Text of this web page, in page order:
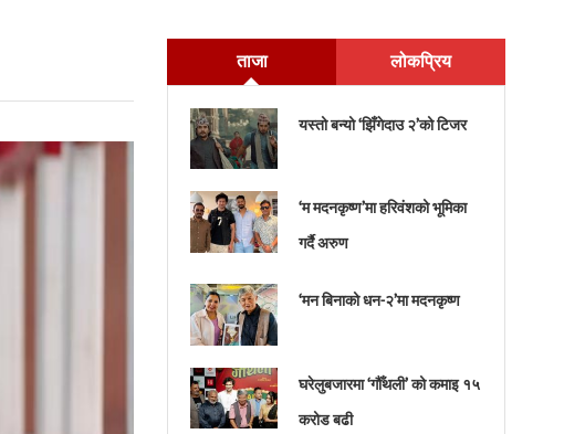
ताजा लोकप्रिय
यस्तो बन्यो ‘झिँगेदाउ २’को टिजर
‘म मदनकृष्ण’मा हरिवंशको भूमिका
गर्दै अरुण
‘मन बिनाको धन-२’मा मदनकृष्ण
घरेलुबजारमा ‘गौँथली’ को कमाइ १५
करोड बढी